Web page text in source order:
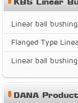
KBS Linear
Linear ball bushing
Flanged Type
Linear ball
DANA Product